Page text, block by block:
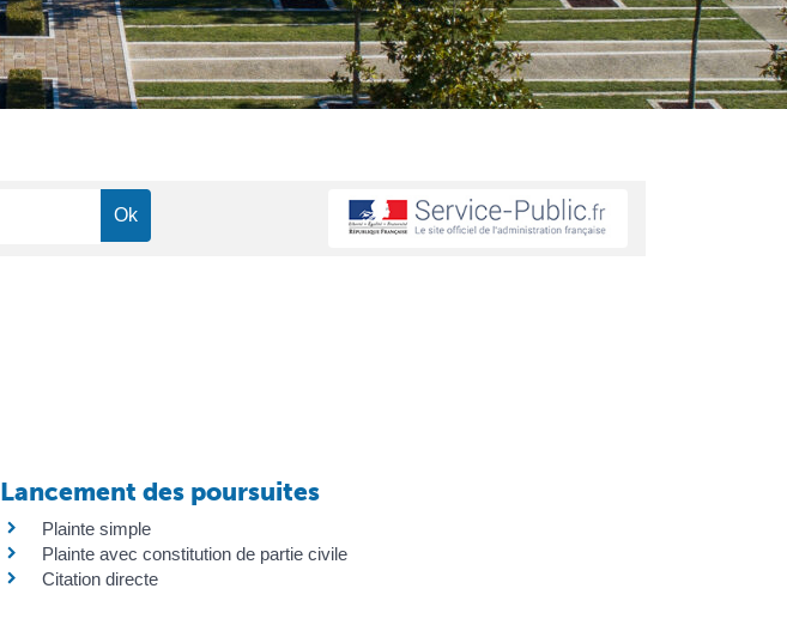
Lancement des poursuites
Plainte simple
Plainte avec constitution de partie civile
Citation directe